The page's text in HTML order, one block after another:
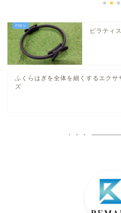
ピラティ
ふくらはぎを全体を細くするエクサ
ズ